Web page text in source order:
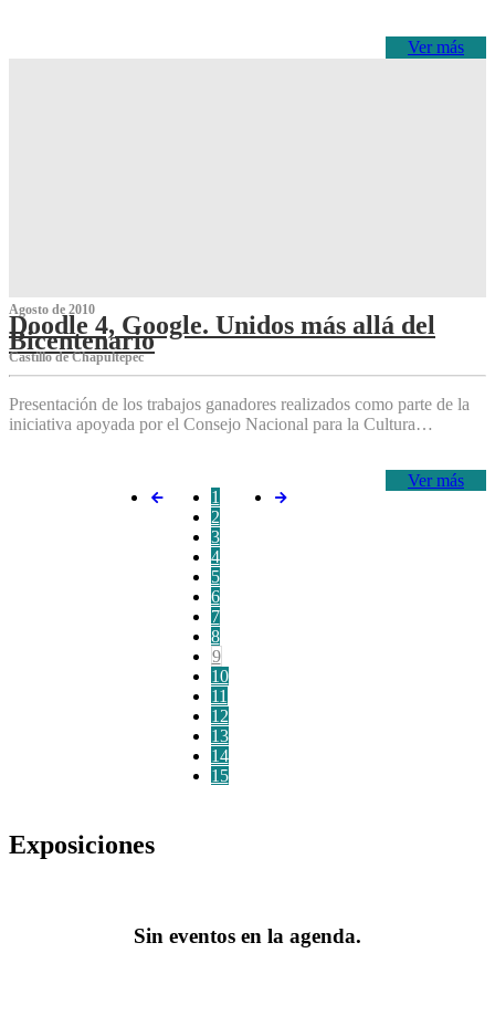
Ver más
Agosto de 2010
Doodle 4, Google. Unidos más allá del
Bicentenario
Castillo de Chapultepec
Presentación de los trabajos ganadores realizados como parte de la
iniciativa apoyada por el Consejo Nacional para la Cultura…
Ver más
1
2
3
4
5
6
7
8
9
10
11
12
13
14
15
Exposiciones
Sin eventos en la agenda.